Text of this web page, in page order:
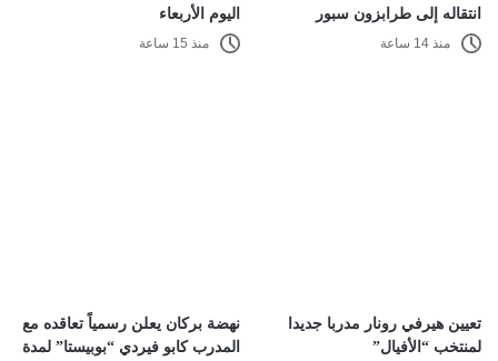
انتقاله إلى طرابزون سبور
منذ 14 ساعة
اليوم الأربعاء
منذ 15 ساعة
تعيين هيرفي رونار مدربا جديدا
لمنتخب “الأفيال”
نهضة بركان يعلن رسمياً تعاقده مع
المدرب كابو فيردي “بوبيستا” لمدة